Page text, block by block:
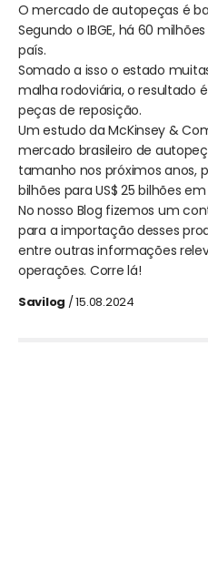
O mercado de autopeças é
Segundo o IBGE, há 60
país.
Somado a isso o estado
malha rodoviária, o resultado
peças de reposição.
Um estudo da McKinsey &
mercado brasileiro de
tamanho nos próximos anos,
bilhões para US$ 25 bilhões
No nosso Blog fizemos um
para a importação desses
entre outras informações
operações. Corre lá!
Savilog / 15.08.2024